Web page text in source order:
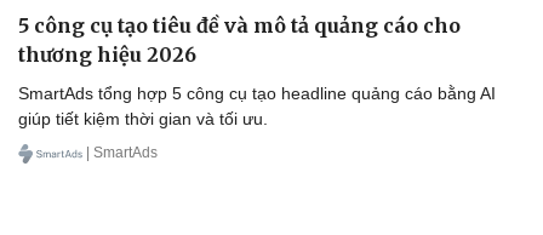
5 công cụ tạo tiêu đề và mô tả quảng cáo cho
thương hiệu 2026
SmartAds tổng hợp 5 công cụ tạo headline quảng cáo bằng AI
giúp tiết kiệm thời gian và tối ưu.
| SmartAds